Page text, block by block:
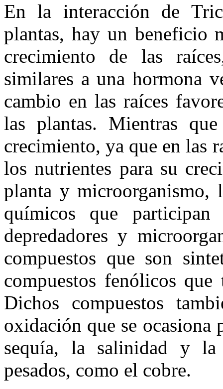
En la interacción de
plantas, hay un beneficio
crecimiento de las
similares a una hormona
cambio en las raíces
las plantas. Mientras
crecimiento, ya que en las
los nutrientes para su
planta y microorganismo,
químicos que
depredadores y
compuestos que son
compuestos fenólicos
Dichos compuestos
oxidación que se ocasiona
sequía, la salinidad y la
pesados, como el cobre.